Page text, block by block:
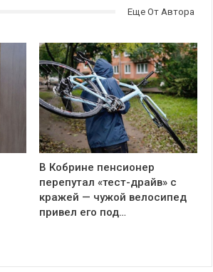
Еще От Автора
В Кобрине пенсионер
перепутал «тест-драйв» с
кражей — чужой велосипед
привел его под…